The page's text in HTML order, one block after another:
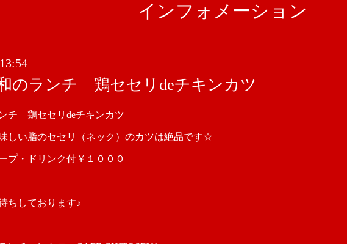
インフォメーション
のランチ 鶏セセリdeチキンカツ
チ 鶏セセリdeチキンカツ
しい脂のセセリ（ネック）のカツは絶品です☆
プ・ドリンク付￥１０００
ちしております♪